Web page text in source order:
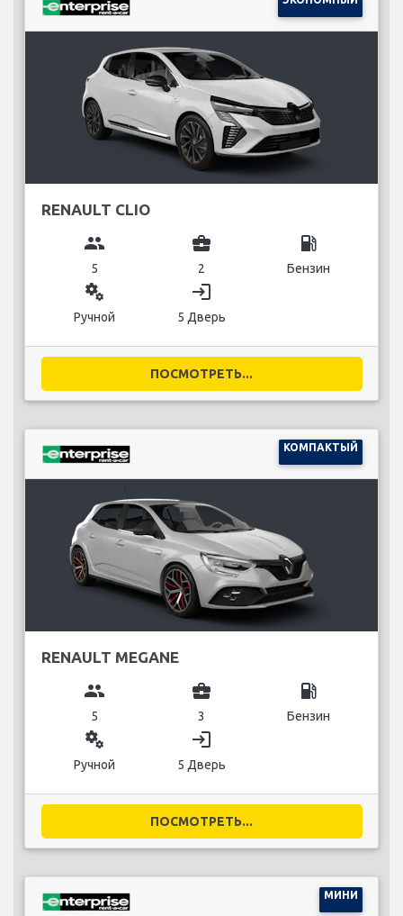
RENAULT CLIO
group
5
business_center
2
local_gas_station
Бензин
miscellaneous_services
Ручной
login
5 Дверь
ПОСМОТРЕТЬ...
КОМПАКТЫЙ
RENAULT MEGANE
group
5
business_center
3
local_gas_station
Бензин
miscellaneous_services
Ручной
login
5 Дверь
ПОСМОТРЕТЬ...
МИНИ